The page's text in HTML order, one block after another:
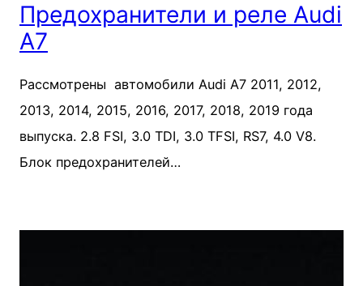
Предохранители и реле Audi
A7
Рассмотрены автомобили Audi A7 2011, 2012,
2013, 2014, 2015, 2016, 2017, 2018, 2019 года
выпуска. 2.8 FSI, 3.0 TDI, 3.0 TFSI, RS7, 4.0 V8.
Блок предохранителей…